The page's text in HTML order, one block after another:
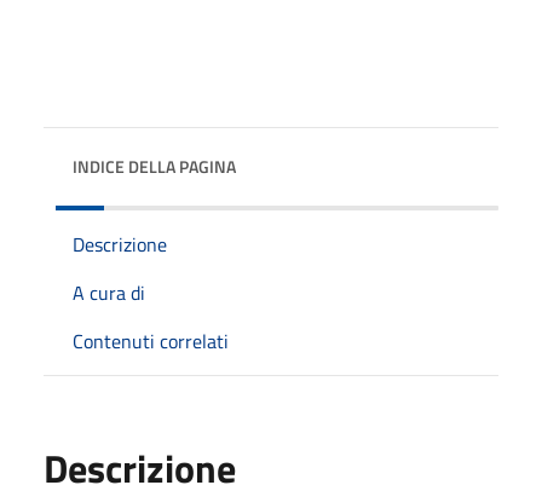
INDICE DELLA PAGINA
Descrizione
A cura di
Contenuti correlati
Descrizione